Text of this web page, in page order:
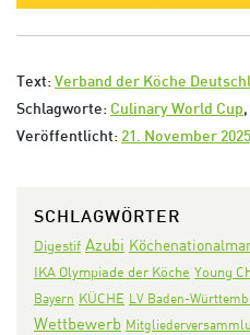
Text: Verband der Köche
Schlagworte: Culinary World Cup,
Veröffentlicht: 21. November 2025
SCHLAGWÖRTER
Digestif Azubi
IKA Olympiade der Köche Young
Bayern KÜCHE LV Baden-
Wettbewerb